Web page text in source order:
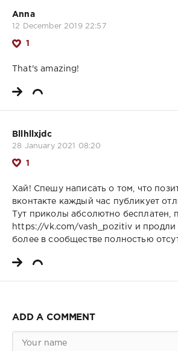
Anna
12 December 2019 22:57
1
That's amazing!
Bllhllxjdc
28 January 2021 08:20
1
Хай! Спешу написать о том, что
вконтакте каждый час публикует
Тут приколы абсолютно бесплатен,
https://vk.com/vash_pozitiv и продли
более в сообществе полностью
ADD A COMMENT